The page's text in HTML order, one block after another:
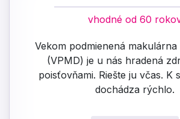
vhodné od 60
Vekom podmienená makulárna
(VPMD) je u nás hradená
poisťovňami. Riešte ju včas. K
dochádza rýchlo.